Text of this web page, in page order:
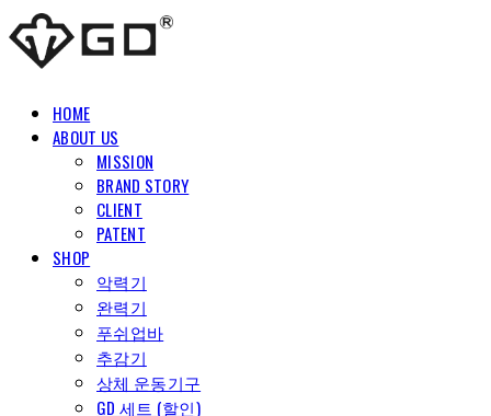
HOME
ABOUT US
MISSION
BRAND STORY
CLIENT
PATENT
SHOP
악력기
완력기
푸쉬업바
추감기
상체 운동기구
GD 세트 (할인)